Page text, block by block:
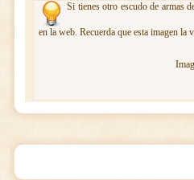
Si tienes otro escudo de armas
en la web. Recuerda que esta imagen